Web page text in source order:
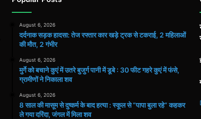
August 6, 2026
दर्दनाक सड़क हादसा: तेज रफ्तार कार खड़े ट्रक से टकराई, 2 महिलाओं
की मौत, 2 गंभीर
August 6, 2026
मुर्गे को बचाने कुएं में उतरे बुजुर्ग पानी में डूबे : 30 फीट गहरे कुएं में फंसे,
ग्रामीणों ने निकाला शव
August 6, 2026
8 साल की मासूम से दुष्कर्म के बाद हत्या : स्कूल से “पापा बुला रहे” कहकर
ले गया दरिंदा, जंगल में मिला शव